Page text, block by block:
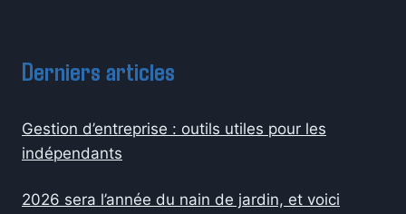
Derniers articles
Gestion d’entreprise : outils utiles pour les
indépendants
2026 sera l’année du nain de jardin, et voici